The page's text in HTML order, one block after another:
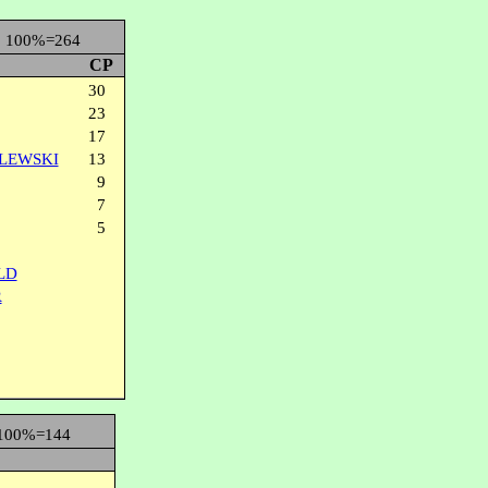
100%=264
CP
30
23
17
13
9
7
5